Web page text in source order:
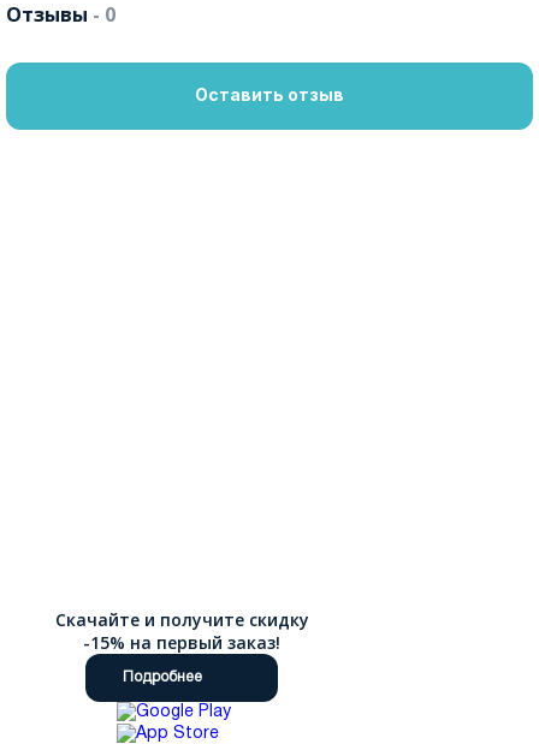
Отзывы - 0
Оставить отзыв
Скачайте и получите скидку
-15% на первый заказ!
Подробнее